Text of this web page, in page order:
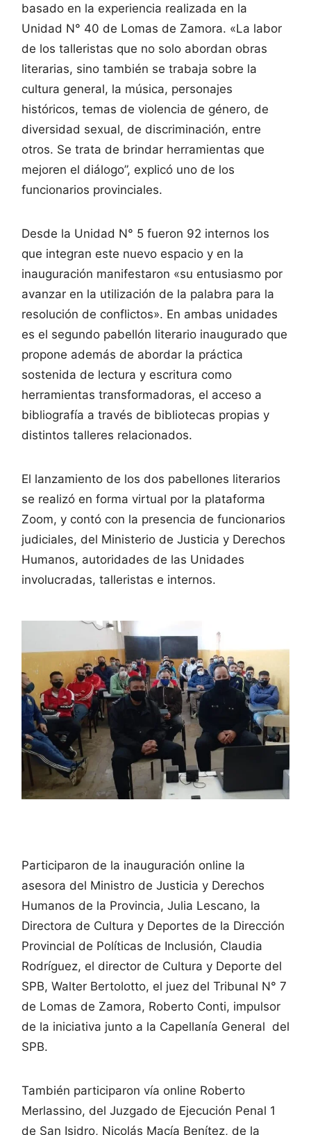
basado en la experiencia realizada en la
Unidad N° 40 de Lomas de Zamora. «La labor
de los talleristas que no solo abordan obras
literarias, sino también se trabaja sobre la
cultura general, la música, personajes
históricos, temas de violencia de género, de
diversidad sexual, de discriminación, entre
otros. Se trata de brindar herramientas que
mejoren el diálogo”, explicó uno de los
funcionarios provinciales.
Desde la Unidad N° 5 fueron 92 internos los
que integran este nuevo espacio y en la
inauguración manifestaron «su entusiasmo por
avanzar en la utilización de la palabra para la
resolución de conflictos». En ambas unidades
es el segundo pabellón literario inaugurado que
propone además de abordar la práctica
sostenida de lectura y escritura como
herramientas transformadoras, el acceso a
bibliografía a través de bibliotecas propias y
distintos talleres relacionados.
El lanzamiento de los dos pabellones literarios
se realizó en forma virtual por la plataforma
Zoom, y contó con la presencia de funcionarios
judiciales, del Ministerio de Justicia y Derechos
Humanos, autoridades de las Unidades
involucradas, talleristas e internos.
Participaron de la inauguración online la
asesora del Ministro de Justicia y Derechos
Humanos de la Provincia, Julia Lescano, la
Directora de Cultura y Deportes de la Dirección
Provincial de Políticas de Inclusión, Claudia
Rodríguez, el director de Cultura y Deporte del
SPB, Walter Bertolotto, el juez del Tribunal N° 7
de Lomas de Zamora, Roberto Conti, impulsor
de la iniciativa junto a la Capellanía General del
SPB.
También participaron vía online Roberto
Merlassino, del Juzgado de Ejecución Penal 1
de San Isidro, Nicolás Macía Benítez, de la